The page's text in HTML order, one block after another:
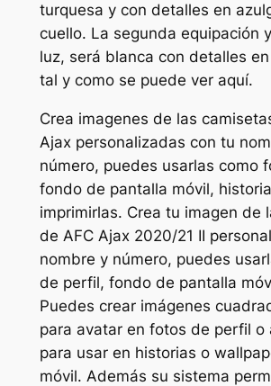
turquesa y con detalles en
cuello. La segunda equipación
luz, será blanca con detalles
tal y como se puede ver aquí.
Crea imagenes de las
Ajax personalizadas con tu
número, puedes usarlas como
fondo de pantalla móvil,
imprimirlas. Crea tu imagen de
de AFC Ajax 2020/21 II
nombre y número, puedes
de perfil, fondo de pantalla
Puedes crear imágenes
para avatar en fotos de perfil o
para usar en historias o
móvil. Además su sistema